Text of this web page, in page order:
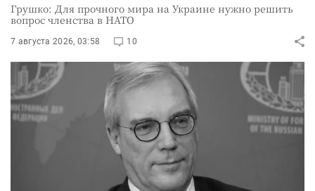
Грушко: Для прочного мира на Украине нужно решить
вопрос членства в НАТО
7 августа 2026, 03:58 10